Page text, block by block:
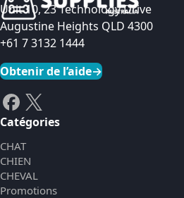
Unit 10, 23 Technology Drive
Augustine Heights QLD 4300
+61 7 3132 1444
Obtenir de l’aide→
Catégories
CHAT
CHIEN
CHEVAL
Promotions